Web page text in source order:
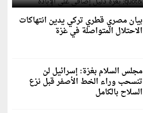
بيان مصري قطري تركي يدين انتهاكات
الاحتلال المتواصلة في غزة
مجلس السلام بغزة: إسرائيل لن
تنسحب وراء الخط الأصفر قبل نزع
السلاح بالكامل